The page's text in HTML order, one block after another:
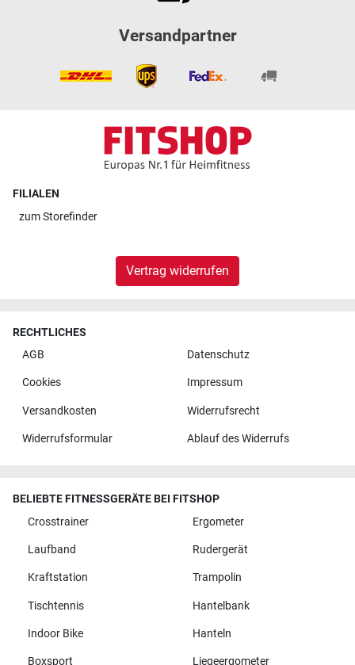
Versandpartner
FILIALEN
zumStorefinder
Vertrag widerrufen
RECHTLICHES
AGB
Datenschutz
Cookies Impressum
Versandkosten Widerrufsrecht
Widerrufsformular Ablauf des Widerrufs
BELIEBTE FITNESSGERÄTE BEI FITSHOP
Crosstrainer
Ergometer
Laufband Rudergerät
Kraftstation Trampolin
Tischtennis Hantelbank
Indoor Bike Hanteln
Boxsport Liegeergometer